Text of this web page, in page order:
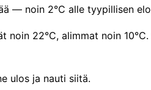
— noin 2°C alle tyypillisen
22°C, alimmat noin
ulos ja nauti siitä.